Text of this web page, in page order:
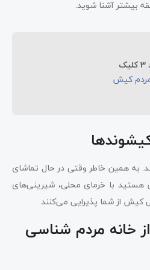
بیشتر آشنا شوید.
کیش
به همین خاطر وقتی در حال تماشای
با خرمای محلی، شیرینی‌های
کیش از شما پذیرایی می‌کنند.
خانه مردم شناسی